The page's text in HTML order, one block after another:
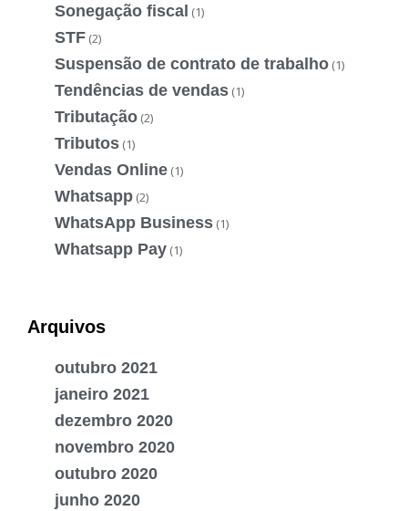
Sonegação fiscal (1)
STF (2)
Suspensão de contrato de trabalho (1)
Tendências de vendas (1)
Tributação (2)
Tributos (1)
Vendas Online (1)
Whatsapp (2)
WhatsApp Business (1)
Whatsapp Pay (1)
Arquivos
outubro 2021
janeiro 2021
dezembro 2020
novembro 2020
outubro 2020
junho 2020